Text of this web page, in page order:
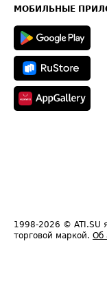
Техническая
МОБИЛЬНЫЕ
1998-2026 © ATI.SU
торговой маркой. Об